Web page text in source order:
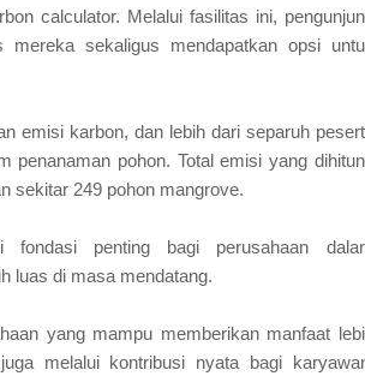
calculator. Melalui fasilitas ini,
sekaligus mendapatkan opsi
emisi karbon, dan lebih dari separuh
penanaman pohon. Total emisi yang
sekitar 249 pohon mangrove.
penting bagi perusahaan
luas di masa mendatang.
yang mampu memberikan manfaat
melalui kontribusi nyata bagi